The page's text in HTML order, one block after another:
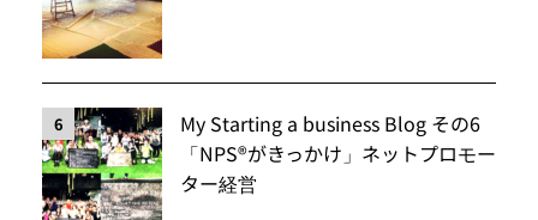
6
My Starting a business Blog その6
「NPS®️がきっかけ」ネットプロモー
ター経営